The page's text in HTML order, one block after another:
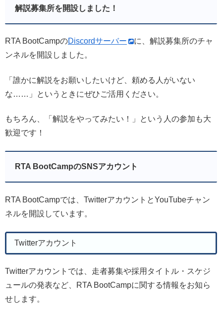
解説募集所を開設しました！
RTA BootCampのDiscordサーバー
に、解説募集所のチャ
ンネルを開設しました。
「誰かに解説をお願いしたいけど、頼める人がいない
な……」というときにぜひご活用ください。
もちろん、「解説をやってみたい！」という人の参加も大
歓迎です！
RTA BootCampのSNSアカウント
RTA BootCampでは、TwitterアカウントとYouTubeチャン
ネルを開設しています。
Twitterアカウント
Twitterアカウントでは、走者募集や採用タイトル・スケジ
ュールの発表など、RTA BootCampに関する情報をお知ら
せします。